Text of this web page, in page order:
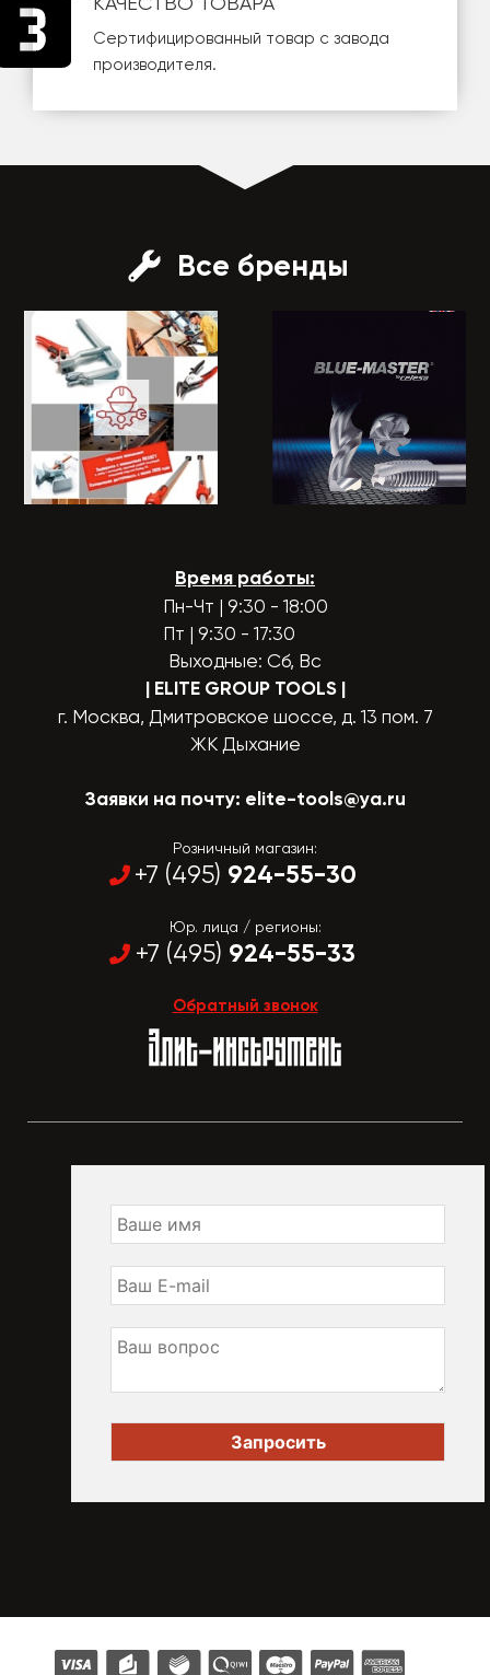
Сертифицированный товар с завода
производителя.
Все бренды
Время работы:
Пн-Чт | 9:30 - 18:00
Пт | 9:30 - 17:30
Выходные: Сб, Вс
| ELITE GROUP TOOLS |
г. Москва, Дмитровское шоссе, д. 13 пом. 7
ЖК Дыхание
Заявки на почту: elite-tools@ya.ru
Розничный магазин:
+7 (495) 924-55-30
Юр. лица / регионы:
+7 (495) 924-55-33
Обратный звонок